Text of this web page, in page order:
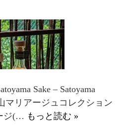
Sake – Satoyama
マリアージュコレクション
ジ⁡(… もっと読む »